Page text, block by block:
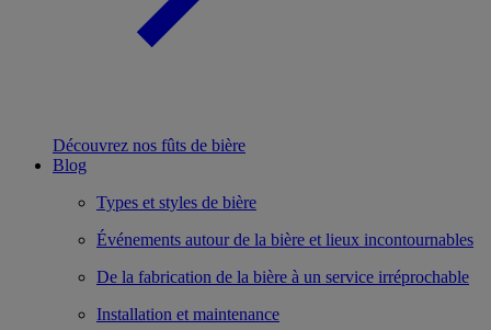
Découvrez nos fûts de bière
Blog
Types et styles de bière
Événements autour de la bière et lieux incontournables
De la fabrication de la bière à un service irréprochable
Installation et maintenance